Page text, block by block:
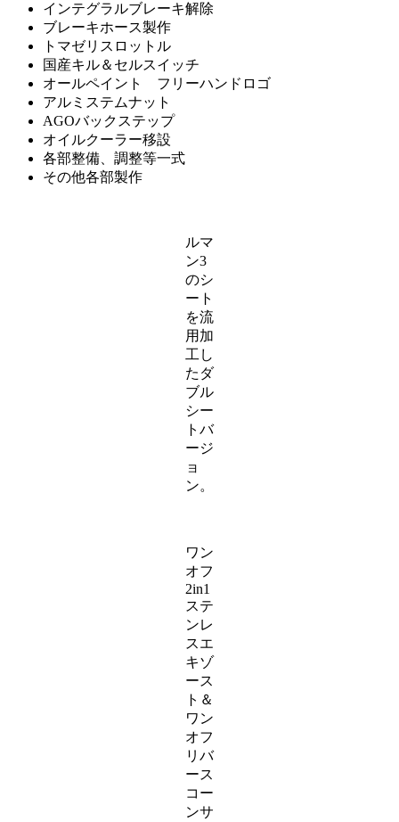
インテグラルブレーキ解除
ブレーキホース製作
トマゼリスロットル
国産キル＆セルスイッチ
オールペイント フリーハンドロゴ
アルミステムナット
AGOバックステップ
オイルクーラー移設
各部整備、調整等一式
その他各部製作
ルマ
ン3
のシ
ート
を流
用加
工し
たダ
ブル
シー
トバ
ージ
ョ
ン。
ワン
オフ
2in1
ステ
ンレ
スエ
キゾ
ース
ト＆
ワン
オフ
リバ
ース
コー
ンサ